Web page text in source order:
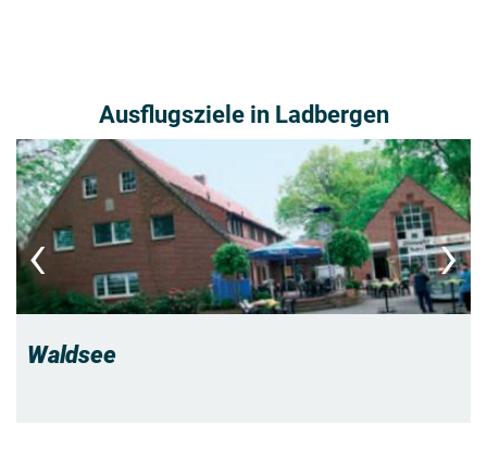
Ausflugsziele in Ladbergen
Waldsee
‹ ›